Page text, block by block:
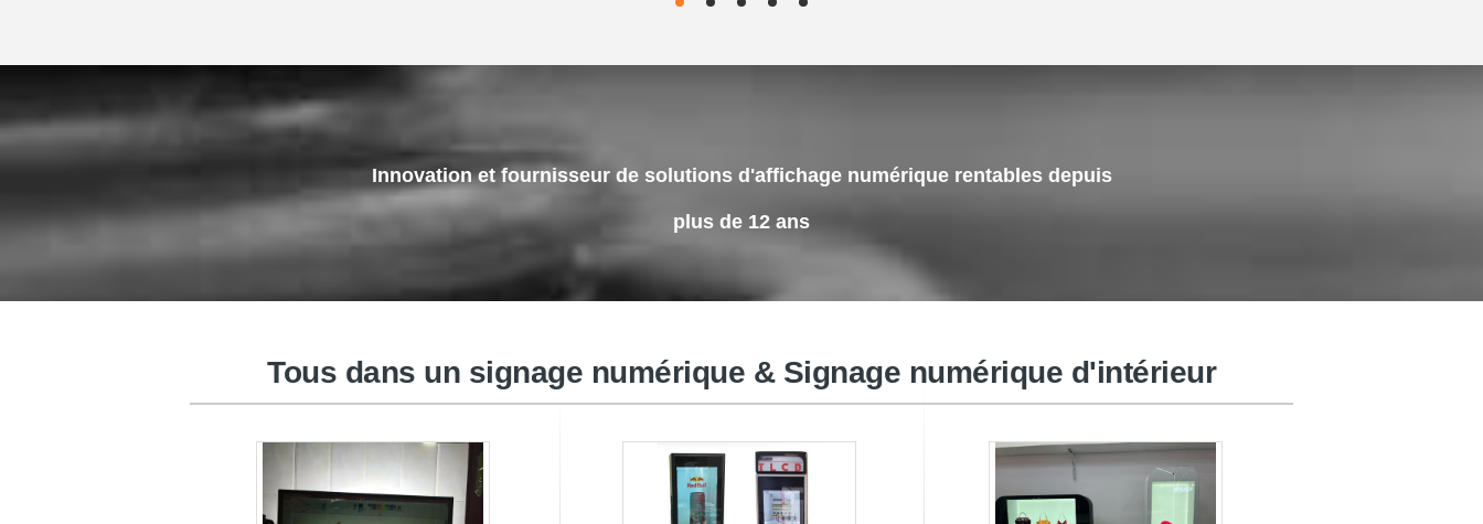
Mur vidéo LCD
Innovation et fournisseur de solutions d'affichage numérique rentables depuis
plus de 12 ans
Tous dans un signage numérique & Signage numérique d'intérieur